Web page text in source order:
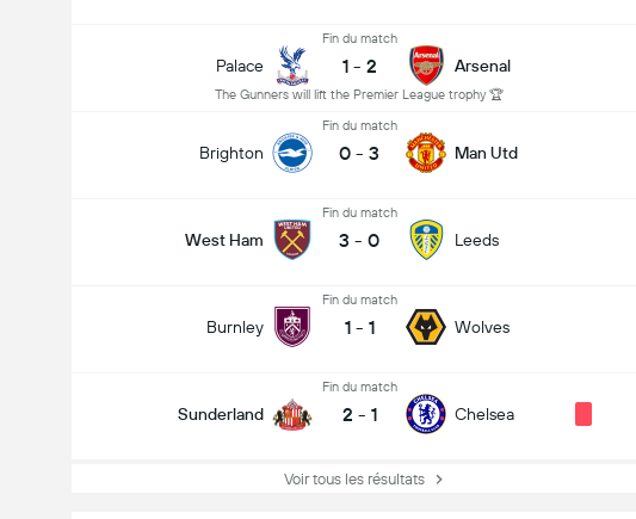
Palace
Fin du match
1 - 2
The Gunners will lift the Premier League trophy 🏆
Arsenal
Brighton
Fin du match
0 - 3 Man Utd
West Ham
Fin du match
3 - 0 Leeds
Burnley
Fin du match
1 - 1 Wolves
Sunderland
Fin du match
2 - 1 Chelsea
Voir tous les résultats